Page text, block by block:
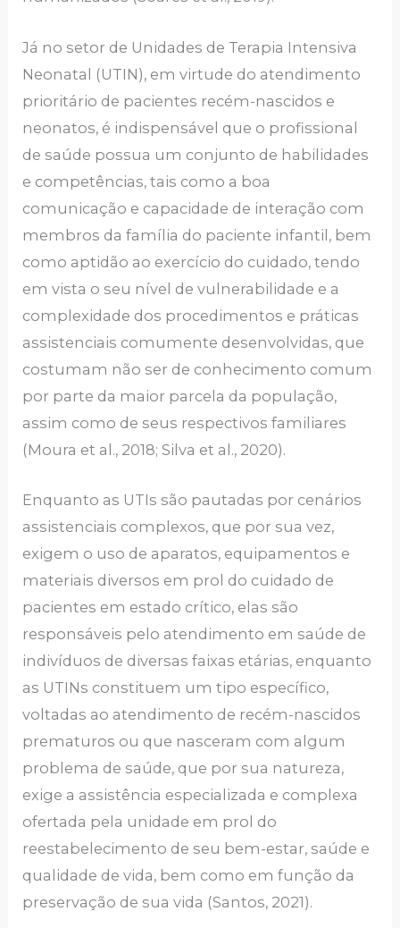
Já no setor de Unidades de Terapia Intensiva
Neonatal (UTIN), em virtude do atendimento
prioritário de pacientes recém-nascidos e
neonatos, é indispensável que o profissional
de saúde possua um conjunto de habilidades
e competências, tais como a boa
comunicação e capacidade de interação com
membros da família do paciente infantil, bem
como aptidão ao exercício do cuidado, tendo
em vista o seu nível de vulnerabilidade e a
complexidade dos procedimentos e práticas
assistenciais comumente desenvolvidas, que
costumam não ser de conhecimento comum
por parte da maior parcela da população,
assim como de seus respectivos familiares
(Moura et al., 2018; Silva et al., 2020).
Enquanto as UTIs são pautadas por cenários
assistenciais complexos, que por sua vez,
exigem o uso de aparatos, equipamentos e
materiais diversos em prol do cuidado de
pacientes em estado crítico, elas são
responsáveis pelo atendimento em saúde de
indivíduos de diversas faixas etárias, enquanto
as UTINs constituem um tipo específico,
voltadas ao atendimento de recém-nascidos
prematuros ou que nasceram com algum
problema de saúde, que por sua natureza,
exige a assistência especializada e complexa
ofertada pela unidade em prol do
reestabelecimento de seu bem-estar, saúde e
qualidade de vida, bem como em função da
preservação de sua vida (Santos, 2021).